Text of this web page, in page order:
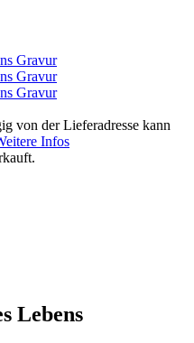
von der Lieferadresse kann
Infos
Lebens